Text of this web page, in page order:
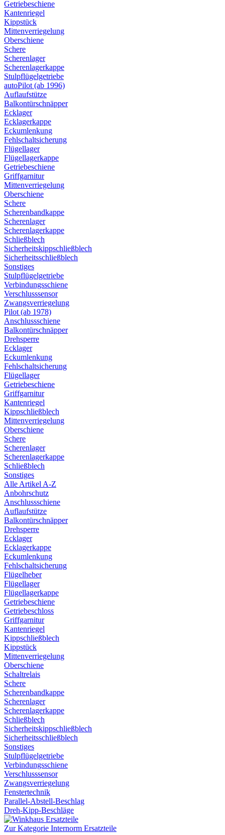
Getriebeschiene
Kantenriegel
Kippstück
Mittenverriegelung
Oberschiene
Schere
Scherenlager
Scherenlagerkappe
Stulpflügelgetriebe
autoPilot (ab 1996)
Auflaufstütze
Balkontürschnäpper
Ecklager
Ecklagerkappe
Eckumlenkung
Fehlschaltsicherung
Flügellager
Flügellagerkappe
Getriebeschiene
Griffgarnitur
Mittenverriegelung
Oberschiene
Schere
Scherenbandkappe
Scherenlager
Scherenlagerkappe
Schließblech
Sicherheitskippschließblech
Sicherheitsschließblech
Sonstiges
Stulpflügelgetriebe
Verbindungsschiene
Verschlusssensor
Zwangsverriegelung
Pilot (ab 1978)
Anschlussschiene
Balkontürschnäpper
Drehsperre
Ecklager
Eckumlenkung
Fehlschaltsicherung
Flügellager
Getriebeschiene
Griffgarnitur
Kantenriegel
Kippschließblech
Mittenverriegelung
Oberschiene
Schere
Scherenlager
Scherenlagerkappe
Schließblech
Sonstiges
Alle Artikel A-Z
Anbohrschutz
Anschlussschiene
Auflaufstütze
Balkontürschnäpper
Drehsperre
Ecklager
Ecklagerkappe
Eckumlenkung
Fehlschaltsicherung
Flügelheber
Flügellager
Flügellagerkappe
Getriebeschiene
Getriebeschloss
Griffgarnitur
Kantenriegel
Kippschließblech
Kippstück
Mittenverriegelung
Oberschiene
Schaltrelais
Schere
Scherenbandkappe
Scherenlager
Scherenlagerkappe
Schließblech
Sicherheitskippschließblech
Sicherheitsschließblech
Sonstiges
Stulpflügelgetriebe
Verbindungsschiene
Verschlusssensor
Zwangsverriegelung
Fenstertechnik
Parallel-Abstell-Beschlag
Dreh-Kipp-Beschläge
Zur Kategorie Internorm Ersatzteile